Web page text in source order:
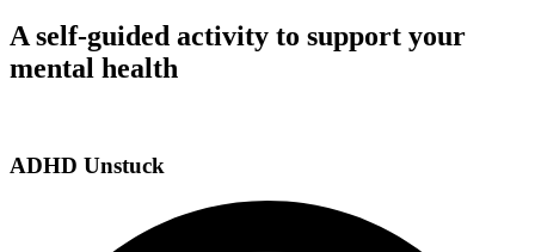
A self-guided activity to support your
mental health
ADHD Unstuck